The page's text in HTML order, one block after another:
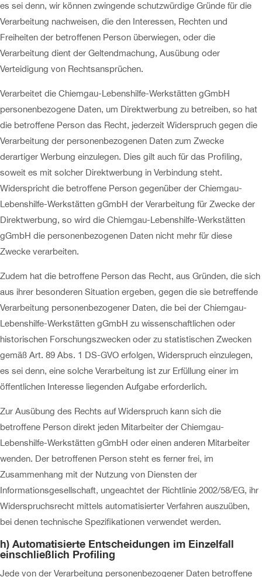
es sei denn, wir können zwingende schutzwürdige Gründe für die
Verarbeitung nachweisen, die den Interessen, Rechten und
Freiheiten der betroffenen Person überwiegen, oder die
Verarbeitung dient der Geltendmachung, Ausübung oder
Verteidigung von Rechtsansprüchen.
Verarbeitet die Chiemgau-Lebenshilfe-Werkstätten gGmbH
personenbezogene Daten, um Direktwerbung zu betreiben, so hat
die betroffene Person das Recht, jederzeit Widerspruch gegen die
Verarbeitung der personenbezogenen Daten zum Zwecke
derartiger Werbung einzulegen. Dies gilt auch für das Profiling,
soweit es mit solcher Direktwerbung in Verbindung steht.
Widerspricht die betroffene Person gegenüber der Chiemgau-
Lebenshilfe-Werkstätten gGmbH der Verarbeitung für Zwecke der
Direktwerbung, so wird die Chiemgau-Lebenshilfe-Werkstätten
gGmbH die personenbezogenen Daten nicht mehr für diese
Zwecke verarbeiten.
Zudem hat die betroffene Person das Recht, aus Gründen, die sich
aus ihrer besonderen Situation ergeben, gegen die sie betreffende
Verarbeitung personenbezogener Daten, die bei der Chiemgau-
Lebenshilfe-Werkstätten gGmbH zu wissenschaftlichen oder
historischen Forschungszwecken oder zu statistischen Zwecken
gemäß Art. 89 Abs. 1 DS-GVO erfolgen, Widerspruch einzulegen,
es sei denn, eine solche Verarbeitung ist zur Erfüllung einer im
öffentlichen Interesse liegenden Aufgabe erforderlich.
Zur Ausübung des Rechts auf Widerspruch kann sich die
betroffene Person direkt jeden Mitarbeiter der Chiemgau-
Lebenshilfe-Werkstätten gGmbH oder einen anderen Mitarbeiter
wenden. Der betroffenen Person steht es ferner frei, im
Zusammenhang mit der Nutzung von Diensten der
Informationsgesellschaft, ungeachtet der Richtlinie 2002/58/EG, ihr
Widerspruchsrecht mittels automatisierter Verfahren auszuüben,
bei denen technische Spezifikationen verwendet werden.
h) Automatisierte Entscheidungen im Einzelfall
einschließlich Profiling
Jede von der Verarbeitung personenbezogener Daten betroffene